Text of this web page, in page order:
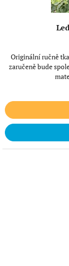
Originální ručně
zaručeně bude